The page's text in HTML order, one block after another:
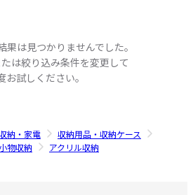
果は見つかりませんでした。
は絞り込み条件を変更して
お試しください。
納・家電
収納用品・収納ケース
物収納
アクリル収納